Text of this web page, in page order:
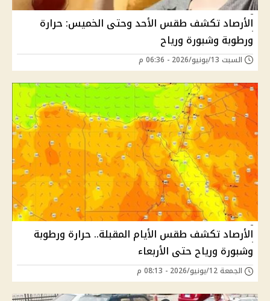
الأرصاد تكشف طقس الأحد وحتى الخميس: حرارة
ورطوبة وشبورة ورياح
السبت 13/يونيو/2026 - 06:36 م
الأرصاد تكشف طقس الأيام المقبلة.. حرارة ورطوبة
وشبورة ورياح حتى الأربعاء
الجمعة 12/يونيو/2026 - 08:13 م